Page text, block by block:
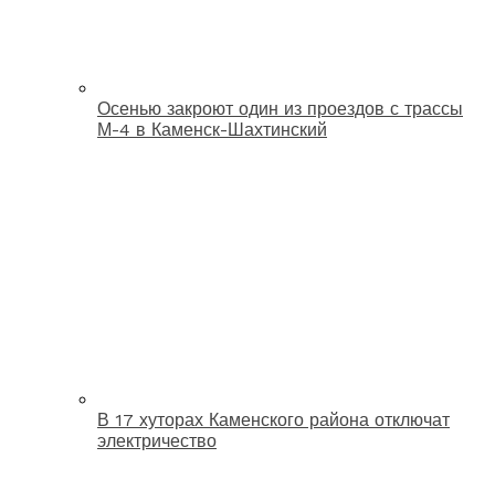
Осенью закроют один из проездов с трассы
М-4 в Каменск-Шахтинский
В 17 хуторах Каменского района отключат
электричество